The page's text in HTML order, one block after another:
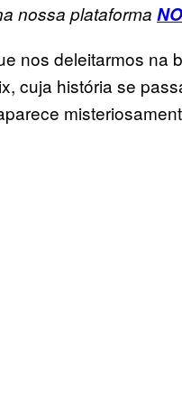
nossa plataforma
nos deleitarmos na
cuja história se